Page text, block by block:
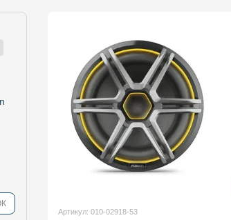
Артикул: 010-02918-53